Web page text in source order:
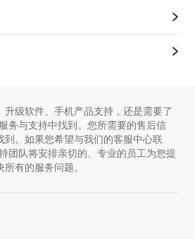
升级软件、手机产品支持，还是需要了
务与支持中找到。您所需要的售后信
到。如果您希望与我们的客服中心联
团队将安排亲切的、专业的员工为您提
有的服务问题。